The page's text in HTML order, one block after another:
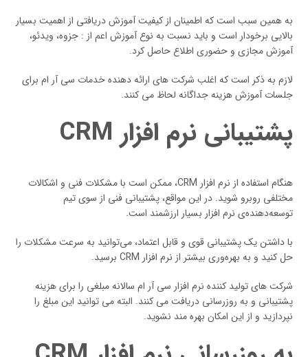
به همین سبب است که اطمینان از کیفیت آموزش دریافتی از اهمیت بسیار
بالایی برخودار است و باید نسبت به نوع آموزش اعم از : جزوه، ویدئو،
آموزش مجازی و حضوری اطلاع حاصل کرد.
لازم به ذکر است که اغلب شرکت های ارائه دهنده خدمات سی آر ام برای
جلسات آموزش هزینه جداگانه لحاظ می کنند.
پشتیبانی نرم افزار CRM
هنگام استفاده از نرم افزار CRM، ممکن است با مشکلات فنی و اشکالات
مختلفی روبرو شوید. در این مواقع، پشتیبانی فنی از سوی تیم
توسعه‌دهنده‌ی نرم افزار بسیار ارزشمند است.
با داشتن یک پشتیبانی قوی و قابل اعتماد، می‌توانید به سرعت مشکلات را
حل کنید و به بهره‌وری بیشتر از نرم افزار CRM برسید.
شرکت های تولید کننده نرم افزار سی آر ام سالانه مبلغی را برای هزینه
پشتیبانی و به روزرسانی دریافت می کنند. البته می توانید این مبلغ را
نپردازید و از این امکان بهره مند نشوید.